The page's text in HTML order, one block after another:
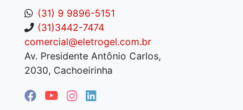
(31) 9 9896-5151
(31)3442-7474
comercial@eletrogel.com.br
Av. Presidente Antônio Carlos,
2030, Cachoeirinha